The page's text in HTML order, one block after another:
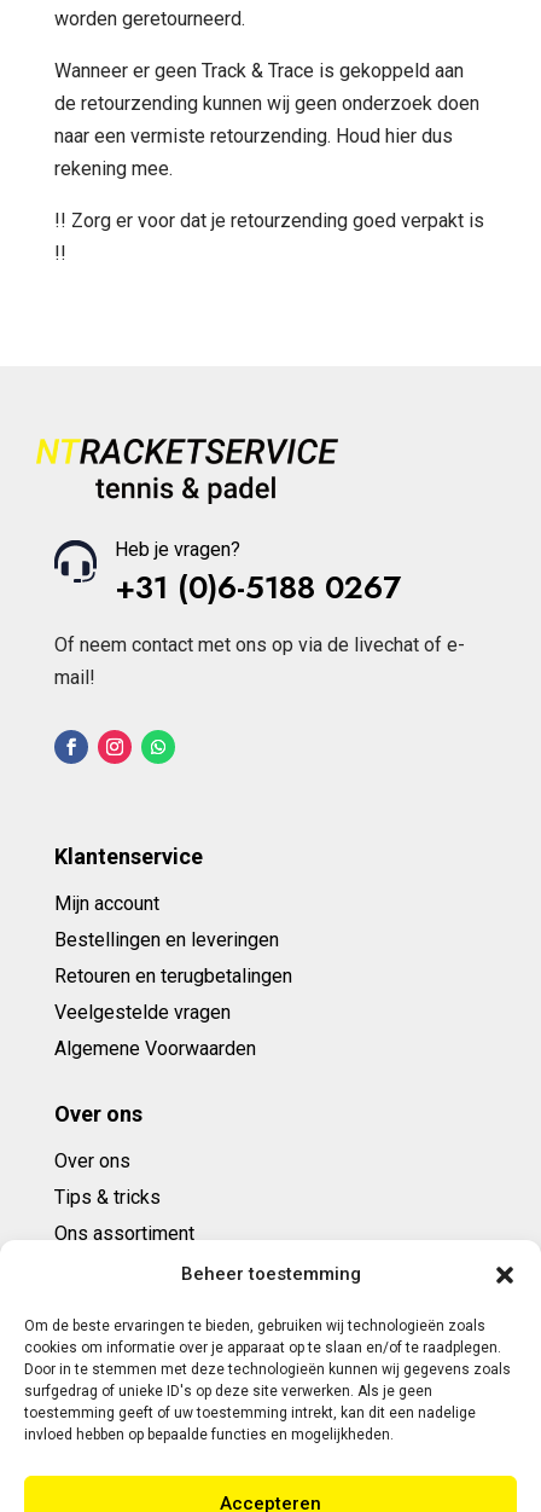
Beheer toestemming
Om de beste ervaringen te bieden, gebruiken wij technologieën zoals
cookies om informatie over je apparaat op te slaan en/of te raadplegen.
Door in te stemmen met deze technologieën kunnen wij gegevens zoals
surfgedrag of unieke ID's op deze site verwerken. Als je geen
toestemming geeft of uw toestemming intrekt, kan dit een nadelige
invloed hebben op bepaalde functies en mogelijkheden.
Accepteren
worden geretourneerd.
Wanneer er geen Track & Trace is gekoppeld aan
de retourzending kunnen wij geen onderzoek doen
naar een vermiste retourzending. Houd hier dus
rekening mee.
!! Zorg er voor dat je retourzending goed verpakt is
!!
Heb je vragen?
+31 (0)6-5188 0267
Of neem contact met ons op via de livechat of e-
mail!
Klantenservice
Mijn account
Bestellingen en leveringen
Retouren en terugbetalingen
Veelgestelde vragen
Algemene Voorwaarden
Over ons
Over ons
Tips & tricks
Ons assortiment
Contact
E: info@ntbespanservice.nl
+31 (0)6-5188 0267
Adres: